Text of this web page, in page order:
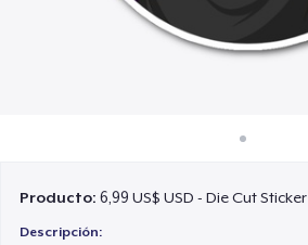
Producto:6,99 US$ USD - Die Cut Sticker
Descripción: